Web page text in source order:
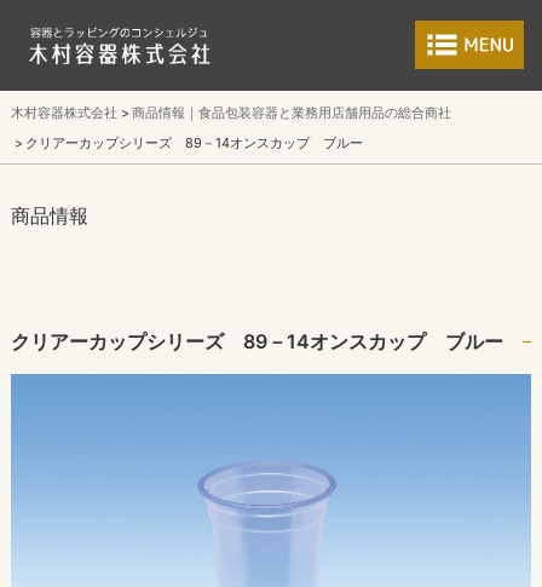
食品包装容器と
木村容器株式会社
商品情報｜食品包装容器と業務用店舗用品の総合商社
クリアーカップシリーズ 89－14オンスカップ ブルー
商品情報
クリアーカップシリーズ 89－14オンスカップ ブルー